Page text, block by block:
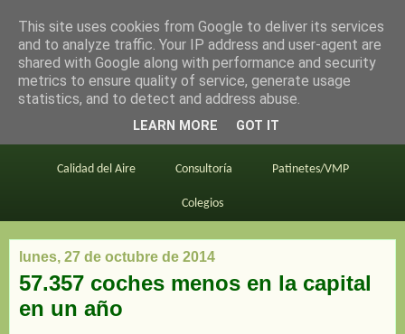
en bici por madrid
Este blog BiciMAD Primeros consejos
Calidad del Aire Consultoría Patinetes/VMP
Colegios
lunes, 27 de octubre de 2014
57.357 coches menos en la capital
en un año
This site uses cookies from Google to deliver its services
and to analyze traffic. Your IP address and user-agent are
shared with Google along with performance and security
metrics to ensure quality of service, generate usage
statistics, and to detect and address abuse.
LEARN MORE GOT IT